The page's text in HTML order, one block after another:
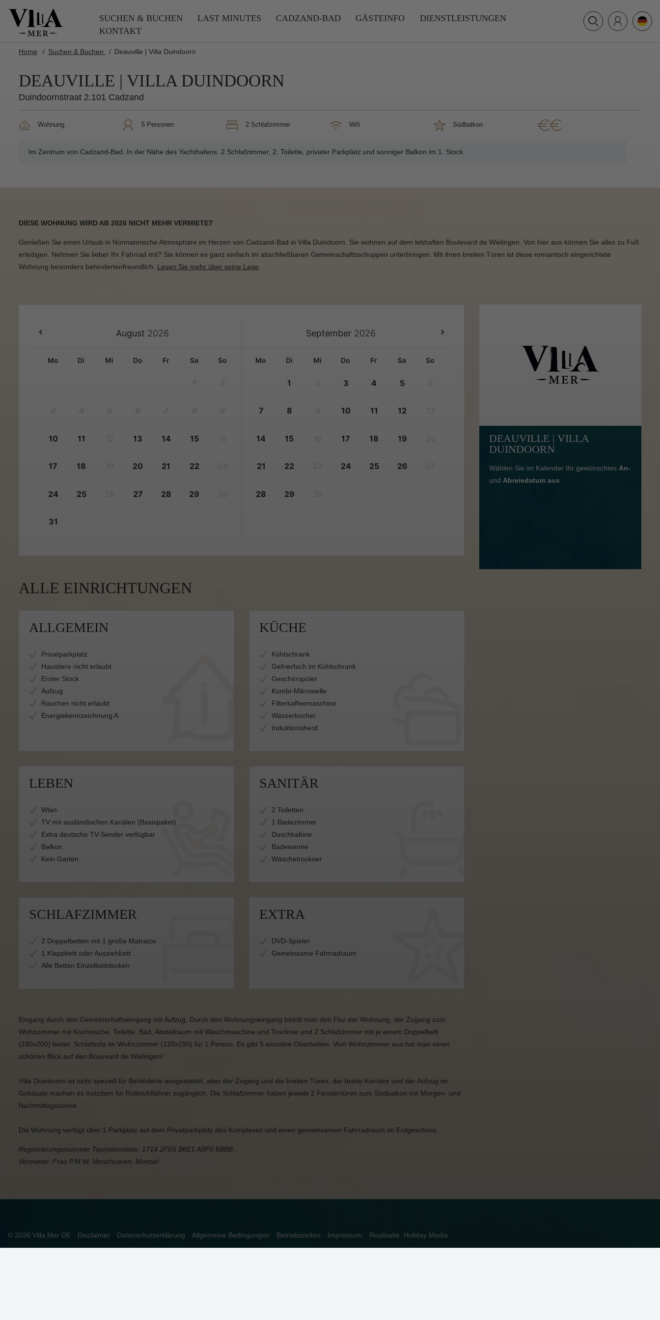
SUCHEN & BUCHEN LAST MINUTES CADZAND-BAD GÄSTEINFO
DIENSTLEISTUNGEN
KONTAKT
Home Suchen & Buchen Deauville | Villa Duindoorn
DEAUVILLE | VILLA DUINDOORN
Duindoornstraat 2.101 Cadzand
Wohnung 5 Personen 2 Schlafzimmer Wifi Südbalkon
Im Zentrum von Cadzand-Bad. In der Nähe des Yachthafens. 2 Schlafzimmer, 2. Toilette, privater Parkplatz und sonniger Balkon im 1. Stock.
DIESE WOHNUNG WIRD AB 2026 NICHT MEHR VERMIETET
Genießen Sie einen Urlaub in Normannische Atmosphäre im Herzen von Cadzand-Bad in Villa Duindoorn. Sie wohnen auf dem lebhaften Boulevard de Wielingen. Von hier aus können Sie alles zu Fuß
erledigen. Nehmen Sie lieber Ihr Fahrrad mit? Sie können es ganz einfach im abschließbaren Gemeinschaftsschuppen unterbringen. Mit ihren breiten Türen ist diese romantisch eingerichtete
Wohnung besonders behindertenfreundlich. Lesen Sie mehr über seine Lage
August 2026
mo di mi do fr sa so
2
4 6 8 9
10 11 13 14 15
17 18 20 21 22
24 25 27 28 29
31
September 2026
mo di mi do fr sa so
1 3 4 5
7 8 10 11 12
14 15 17 18 19
21 22 24 25 26
28 29
ALLE EINRICHTUNGEN
ALLGEMEIN
Privatparkplatz
Haustiere nicht erlaubt
Erster Stock
Aufzug
Rauchen nicht erlaubt
Energiekennzeichnung A
KÜCHE
Kühlschrank
Gefrierfach im Kühlschrank
Geschirrspüler
Kombi-Mikrowelle
Filterkaffeemaschine
Wasserkocher
Induktionsherd
LEBEN
Wlan
TV mit ausländischen Kanälen (Basispaket)
Extra deutsche TV-Sender verfügbar
Balkon
Kein Garten
SANITÄR
2 Toiletten
1 Badezimmer
Duschkabine
Badewanne
Wäschetrockner
SCHLAFZIMMER
2 Doppelbetten mit 1 große Matratze
1 Klappbett oder Ausziehbett
Alle Betten Einzelbettdecken
EXTRA
DVD-Spieler
Gemeinsame Fahrradraum
Eingang durch den Gemeinschaftseingang mit Aufzug. Durch den Wohnungseingang betritt man den Flur der Wohnung, der Zugang zum
Wohnzimmer mit Kochnische, Toilette, Bad, Abstellraum mit Waschmaschine und Trockner und 2 Schlafzimmer mit je einem Doppelbett
(180x200) bietet. Schlafsofa im Wohnzimmer (120x190) für 1 Person. Es gibt 5 einzelne Oberbetten. Vom Wohnzimmer aus hat man einen
schönen Blick auf den Bouevard de Wielingen!
Villa Duindoorn ist nicht speziell für Behinderte ausgestattet, aber der Zugang und die breiten Türen, der breite Korridor und der Aufzug im
Gebäude machen es trotzdem für Rollstuhlfahrer zugänglich. Die Schlafzimmer haben jeweils 2 Fenstertüren zum Südbalkon mit Morgen- und
Nachmittagssonne.
Die Wohnung verfügt über 1 Parkplatz auf dem Privatparkplatz des Komplexes und einen gemeinsamen Fahrradraum im Erdgeschoss.
Registrierungsnummer Touristenmiete: 1714 2FE6 B6E1 ABF0 6BBB
Vermieter: Frau P.M.W. Verschueren, Mortsel
DEAUVILLE | VILLA
DUINDOORN
Wählen Sie im Kalender Ihr gewünschtes An-
und Abreiedatum aus.
© 2026 Villa Mer DE Disclaimer Datenschutzerklärung Allgemeine Bedingungen Betriebszeiten Impressum Realisatie: Holiday Media